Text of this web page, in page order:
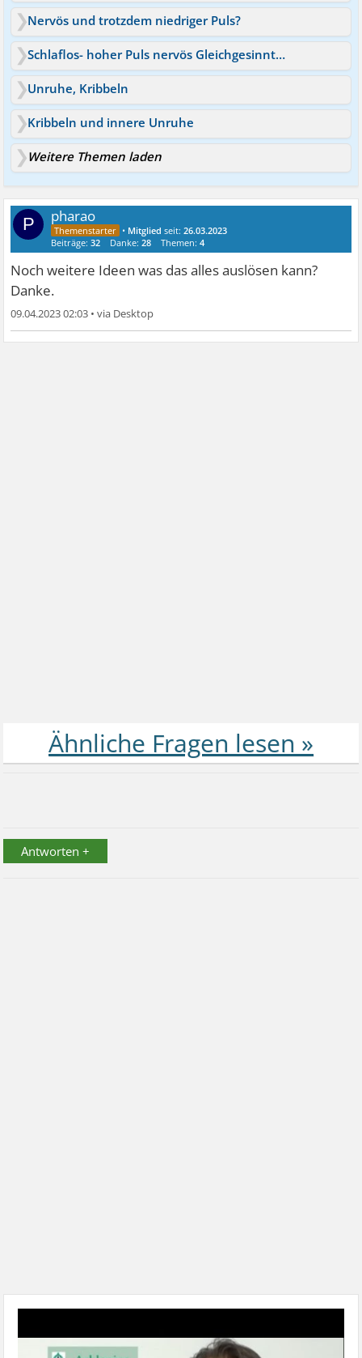
Nervös und trotzdem niedriger Puls?
Schlaflos- hoher Puls nervös Gleichgesinnte ?!
Unruhe, Kribbeln
Kribbeln und innere Unruhe
Weitere Themen laden
P pharao
• Mitglied seit:26.03.2023
Beiträge:32 Danke:28 Themen:4
Noch weitere Ideen was das alles auslösen kann?
Danke.
09.04.2023 02:03 •
Antworten +